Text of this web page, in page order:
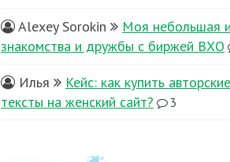
Alexey Sorokin
Моя небольшая
знакомства и дружбы с биржей ВХО
Илья
Кейс: как купить авторские
тексты на женский сайт?
3